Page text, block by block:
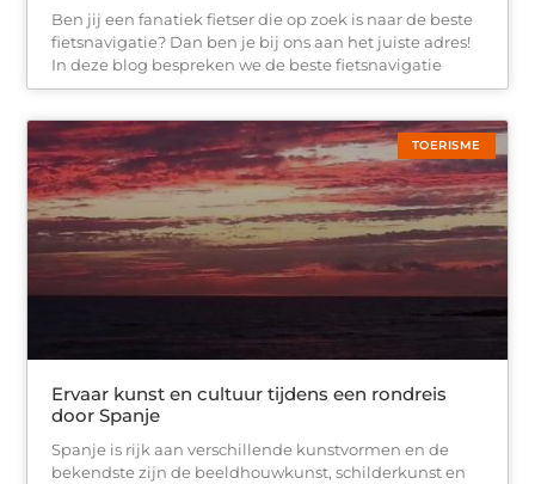
Ben jij een fanatiek fietser die op zoek is naar de beste
fietsnavigatie? Dan ben je bij ons aan het juiste adres!
In deze blog bespreken we de beste fietsnavigatie
TOERISME
Ervaar kunst en cultuur tijdens een rondreis
door Spanje
Spanje is rijk aan verschillende kunstvormen en de
bekendste zijn de beeldhouwkunst, schilderkunst en